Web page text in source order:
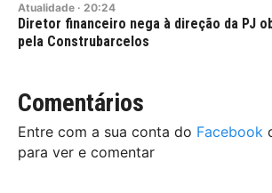
Atualidade · 20:24
Diretor financeiro nega à direção da PJ
pela Construbarcelos
Comentários
Entre com a sua conta do Facebook
para ver e comentar